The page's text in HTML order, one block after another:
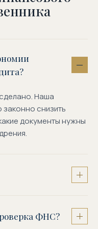
Наша
снизить
документы нужны
подготовить
ФНС?